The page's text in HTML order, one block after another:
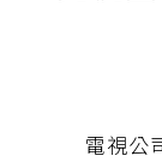
電視公